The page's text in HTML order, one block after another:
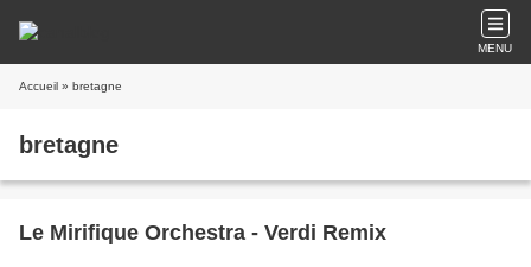
MENU
Accueil » bretagne
bretagne
Le Mirifique Orchestra - Verdi Remix